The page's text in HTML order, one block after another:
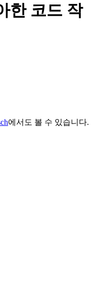
한 코드 작
에서도 볼 수 있습니다.